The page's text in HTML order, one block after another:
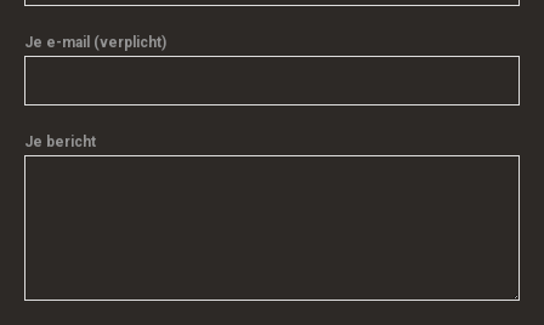
Je e-mail (verplicht)
Je bericht